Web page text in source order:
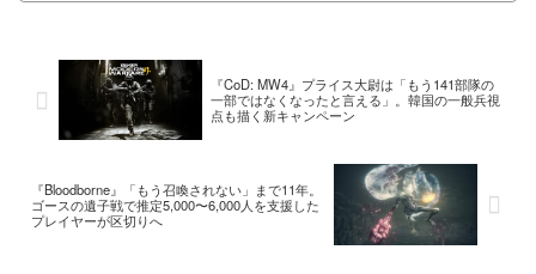
『CoD: MW4』プライス大尉は「もう141部隊の
一部ではなくなったと言える」。韓国の一般兵視
点も描く新キャンペーン
『Bloodborne』「もう召喚されない」まで11年。
ゴースの遺子戦で推定5,000〜6,000人を支援した
プレイヤーが区切りへ